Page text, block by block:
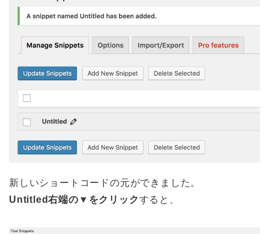
新しいショートコードの元ができました。
Untitled右端の▼をクリックすると、